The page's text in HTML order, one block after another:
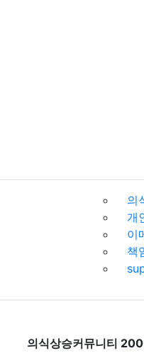
의
개
이
책
의식상승커뮤니티